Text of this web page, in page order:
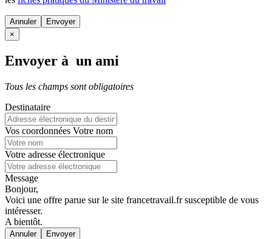
Annuler
×
Envoyer à un ami
Tous les champs sont obligatoires
Destinataire
Vos coordonnées Votre nom
Votre adresse électronique
Message
Bonjour,
Voici une offre parue sur le site francetravail.fr susceptible de vous
intéresser.
A bientôt.
Annuler